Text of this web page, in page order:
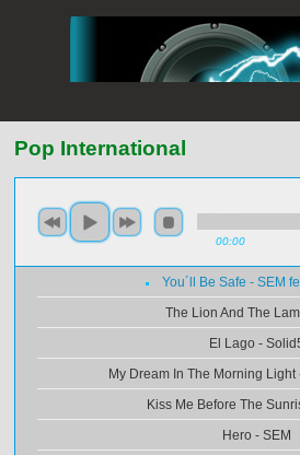
Pop International
00:00
You´ll Be Safe - SEM
The Lion And The
El Lago -
My Dream In The Morning Light
Kiss Me Before The
Hero - SEM